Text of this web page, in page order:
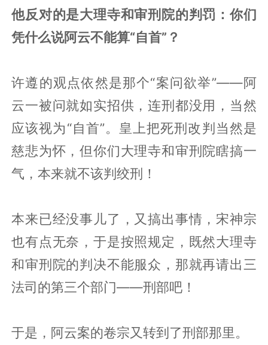
他反对的是大理寺和审刑院的判罚：你们
凭什么说阿云不能算“自首”？
许遵的观点依然是那个“案问欲举”——阿
云一被问就如实招供，连刑都没用，当然
应该视为“自首”。皇上把死刑改判当然是
慈悲为怀，但你们大理寺和审刑院瞎搞一
气，本来就不该判绞刑！
本来已经没事儿了，又搞出事情，宋神宗
也有点无奈，于是按照规定，既然大理寺
和审刑院的判决不能服众，那就再请出三
法司的第三个部门——刑部吧！
于是，阿云案的卷宗又转到了刑部那里。